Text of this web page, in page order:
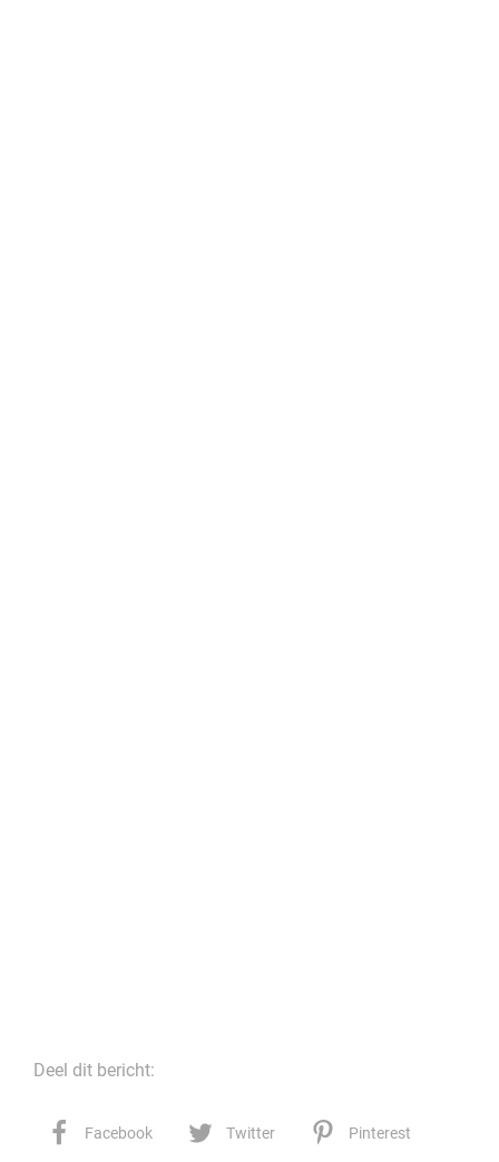
Deel dit bericht:
Facebook Twitter Pinterest